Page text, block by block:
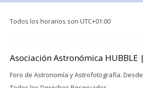
Todos los horarios son UTC+01:00
Asociación Astronómica HUBBLE
Foro de Astronomía y Astrofotografía.